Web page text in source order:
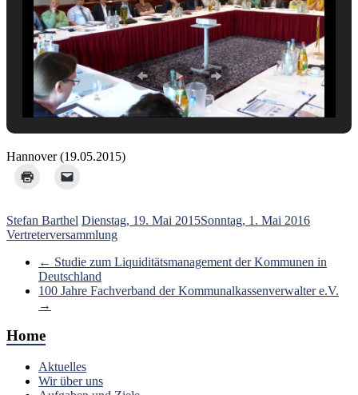
Hannover (19.05.2015)
Stefan Barthel Dienstag, 19. Mai 2015Sonntag, 1. Mai 2016
Vertreterversammlung
← Studie zum Liquiditätsmanagement der Kommunen in
Deutschland
100 Jahre Fachverband der Kommunalkassenverwalter e.V.
→
Home
Aktuelles
Wir über uns